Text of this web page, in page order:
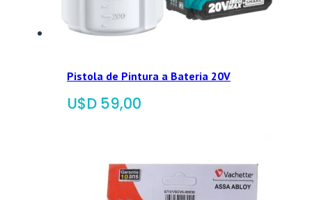
Pistola de Pintura a Bateria 20V
$ 59,00